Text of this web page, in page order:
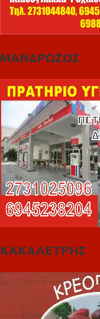
ΜΑΝΔΡΩΖΟΣ
ΚΑΚΑΛΕΤΡΗΣ